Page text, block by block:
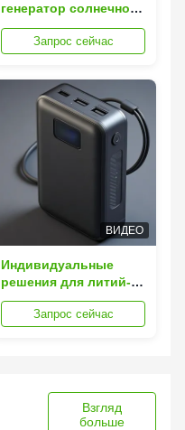
генератор солнечной
энергии с
аккумулятором 220В
зарядкой, выходом
переменного тока и
USB-портами
Запрос сейчас
ВИДЕО
Индивидуальные
решения для литий-
полимерных
аккумуляторов.
Запрос сейчас
Взгляд
больше